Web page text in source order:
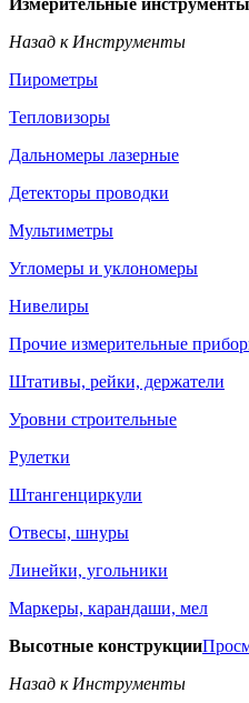
Измерительные инструменты
Назад к Инструменты
Пирометры
Тепловизоры
Дальномеры лазерные
Детекторы проводки
Мультиметры
Угломеры и уклономеры
Нивелиры
Прочие измерительные
Штативы, рейки, держатели
Уровни строительные
Рулетки
Штангенциркули
Отвесы, шнуры
Линейки, угольники
Маркеры, карандаши, мел
Высотные конструкции
Назад к Инструменты